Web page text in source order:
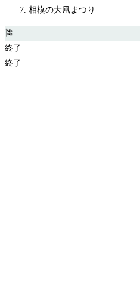
相模の大凧まつり
🎏
終了
終了